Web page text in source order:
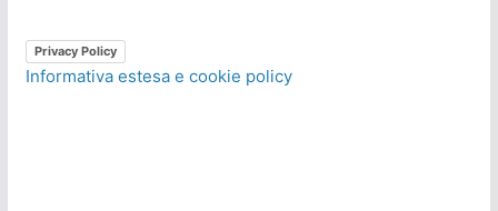
Privacy Policy
Informativa estesa e cookie policy